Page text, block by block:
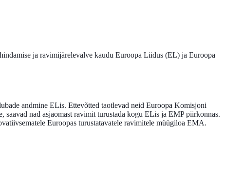
ja ravimijärelevalve kaudu Euroopa Liidus (EL) ja Euroopa
andmine ELis. Ettevõtted taotlevad neid Euroopa Komisjoni
saavad nad asjaomast ravimit turustada kogu ELis ja EMP piirkonnas.
Euroopas turustatavatele ravimitele müügiloa EMA.